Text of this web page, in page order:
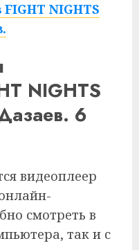
NIGHTS
NIGHTS
6
видеоплеер
смотреть в
так и с